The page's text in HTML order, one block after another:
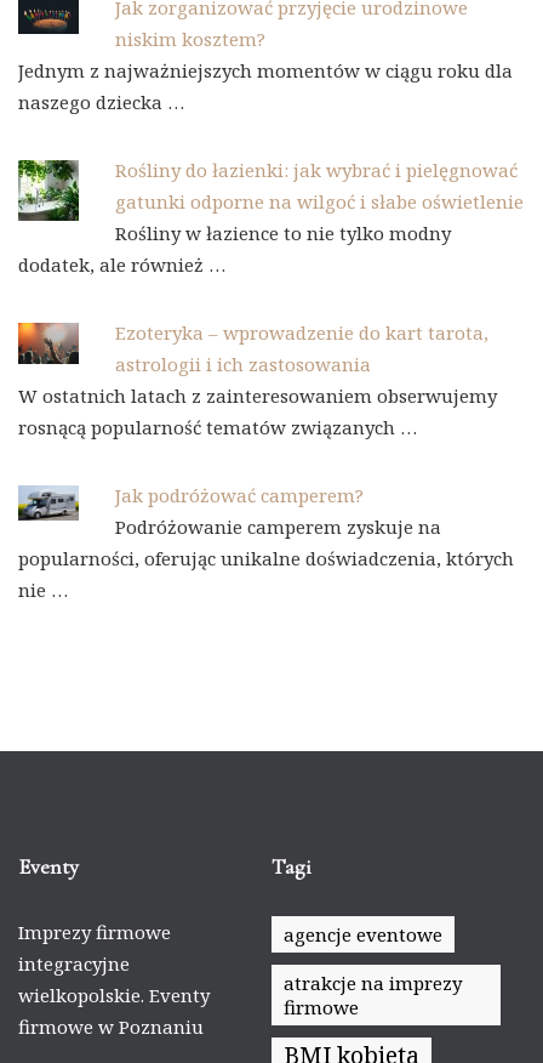
Jak zorganizować przyjęcie urodzinowe
niskim kosztem?
Jednym z najważniejszych momentów w ciągu roku dla
naszego dziecka …
Rośliny do łazienki: jak wybrać i pielęgnować
gatunki odporne na wilgoć i słabe oświetlenie
Rośliny w łazience to nie tylko modny
dodatek, ale również …
Ezoteryka – wprowadzenie do kart tarota,
astrologii i ich zastosowania
W ostatnich latach z zainteresowaniem obserwujemy
rosnącą popularność tematów związanych …
Jak podróżować camperem?
Podróżowanie camperem zyskuje na
popularności, oferując unikalne doświadczenia, których
nie …
Eventy
Imprezy firmowe
integracyjne
wielkopolskie. Eventy
firmowe w Poznaniu
Tagi
agencje eventowe
atrakcje na imprezy
firmowe
BMI kobieta